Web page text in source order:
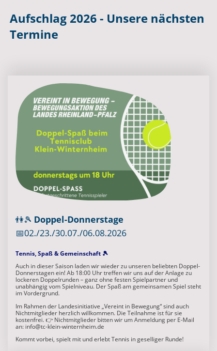
Aufschlag 2026 - Unsere nächsten
Termine
👫🎾 Doppel-Donnerstage
📅02./23./30.07./06.08.2026
Tennis, Spaß & Gemeinschaft 🎾
Auch in dieser Saison laden wir wieder zu unseren beliebten Doppel-
Donnerstagen ein! Ab 18:00 Uhr treffen wir uns auf der Anlage zu
lockeren Doppelrunden – ganz ohne festen Spielpartner und
unabhängig vom Spielniveau. Der Spaß am gemeinsamen Spiel steht
im Vordergrund.
Im Rahmen der Landesinitiative „Vereint in Bewegung“ sind auch
Nichtmitglieder herzlich willkommen. Die Teilnahme ist für sie
kostenfrei. 👉 Nichtmitglieder bitten wir um Anmeldung per E-Mail
an: info@tc-klein-winternheim.de
Kommt vorbei, spielt mit und erlebt Tennis in geselliger Runde!